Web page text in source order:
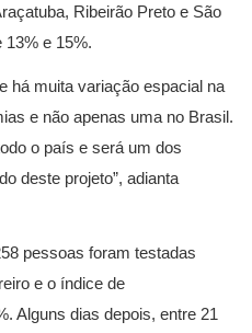
Ribeirão Preto e São
e 15%.
há muita variação espacial na
e não apenas uma no Brasil.
o país e será um dos
deste projeto”, adianta
pessoas foram testadas
e o índice de
Alguns dias depois, entre 21